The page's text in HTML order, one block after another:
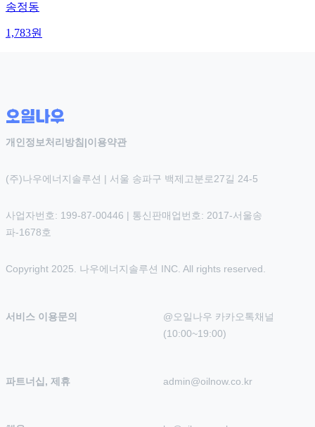
송정동
1,783원
개인정보처리방침 |이용약관
(주)나우에너지솔루션 | 서울 송파구 백제고분로27길 24-5
사업자번호: 199-87-00446 | 통신판매업번호: 2017-서울송
파-1678호
Copyright 2025. 나우에너지솔루션 INC. All rights reserved.
서비스 이용문의
@오일나우 카카오톡채널
(10:00~19:00)
파트너십, 제휴 admin@oilnow.co.kr